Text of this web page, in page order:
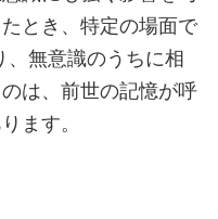
とき、特定の場面で
無意識のうちに相
は、前世の記憶が呼
ます。